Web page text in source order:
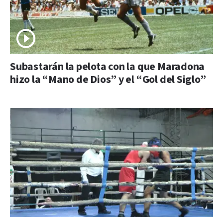
Subastarán la pelota con la que Maradona
hizo la “Mano de Dios” y el “Gol del Siglo”